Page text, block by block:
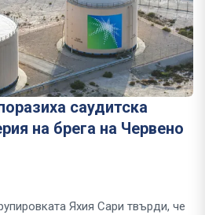
саудитска
на брега на Червено
Яхия Сари твърди, че